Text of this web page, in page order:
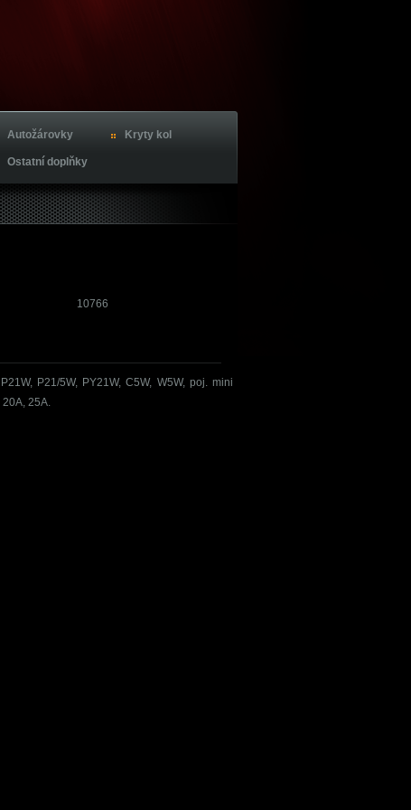
Autožárovky Kryty kol
Ostatní doplňky
10766
P21/5W, PY21W, C5W, W5W, poj. mini
25A.